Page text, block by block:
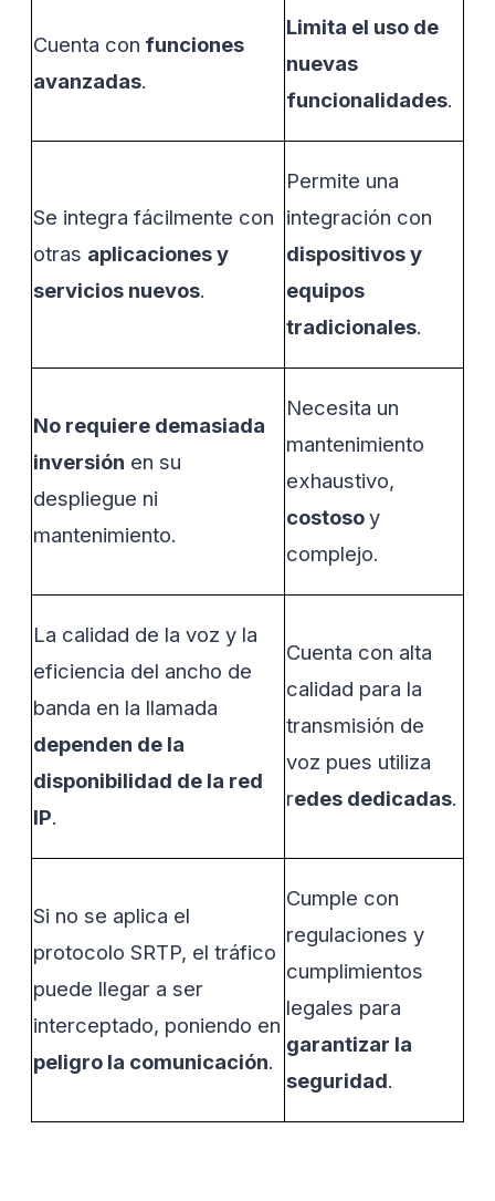
Cuenta con funciones
avanzadas.
Limita el uso de
nuevas
funcionalidades.
Se integra fácilmente con
otras aplicaciones y
servicios nuevos.
Permite una
integración con
dispositivos y
equipos
tradicionales.
No requiere demasiada
inversión en su
despliegue ni
mantenimiento.
Necesita un
mantenimiento
exhaustivo,
costosoy
complejo.
La calidad de la voz y la
eficiencia del ancho de
banda en la llamada
dependen de la
disponibilidad de la red
IP.
Cuenta con alta
calidad para la
transmisión de
voz pues utiliza
redes dedicadas.
Si no se aplica el
protocolo SRTP, el tráfico
puede llegar a ser
interceptado, poniendo en
peligro la comunicación.
Cumple con
regulaciones y
cumplimientos
legales para
garantizar la
seguridad.